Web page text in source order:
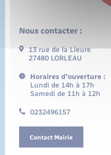
Nous contacter :
13 rue de la Lieure
27480 LORLEAU
Horaires d'ouverture :
Lundi de 14h à 17h
Samedi de 11h à 12h
0232496157
Contact Mairie